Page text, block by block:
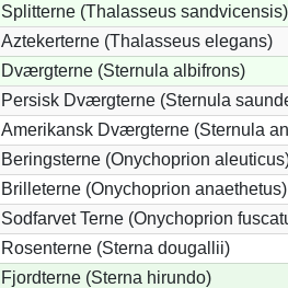
Splitterne (Thalasseus sandvicensis)
Aztekerterne (Thalasseus elegans)
Dværgterne (Sternula albifrons)
Persisk Dværgterne (Sternula
Amerikansk Dværgterne (Sternula
Beringsterne (Onychoprion
Brilleterne (Onychoprion anaethetus)
Sodfarvet Terne (Onychoprion
Rosenterne (Sterna dougallii)
Fjordterne (Sterna hirundo)